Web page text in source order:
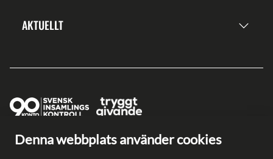
Denna webbplats använder cookies
AKTUELLT
Ge en gåva direkt